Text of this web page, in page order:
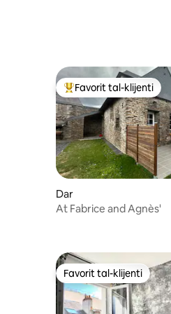
Wieħed mill-aqwa
Favorit tal-klijenti
Dar
At Fabrice and Agnès'
Favorit tal-klijenti
Favorit tal-klijenti